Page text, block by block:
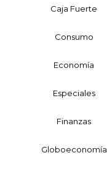
Caja Fuerte
Consumo
Economía
Especiales
Finanzas
Globoeconomía